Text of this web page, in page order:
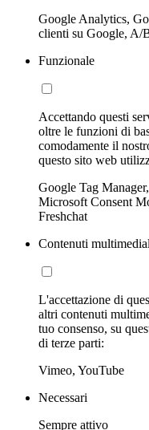
Google Analytics,
clienti su Google, A/
Funzionale
Accettando questi
oltre le funzioni di
comodamente il
questo sito web
Google Tag
Microsoft Consent
Freshchat
Contenuti
L'accettazione di
altri contenuti
tuo consenso, su
di terze parti:
Vimeo, YouTube
Necessari
Sempre attivo